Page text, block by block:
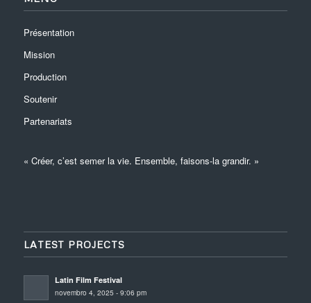
Présentation
Mission
Production
Soutenir
Partenariats
« Créer, c’est semer la vie. Ensemble, faisons-la grandir. »
LATEST PROJECTS
Latin Film Festival
novembro 4, 2025 - 9:06 pm